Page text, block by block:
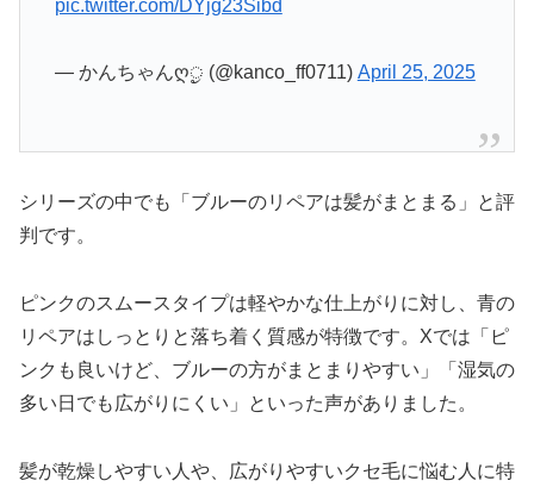
pic.twitter.com/DYjg23Sibd
— かんちゃんღᤢ (@kanco_ff0711) April 25, 2025
シリーズの中でも「ブルーのリペアは髪がまとまる」と評
判です。
ピンクのスムースタイプは軽やかな仕上がりに対し、青の
リペアはしっとりと落ち着く質感が特徴です。Xでは「ピ
ンクも良いけど、ブルーの方がまとまりやすい」「湿気の
多い日でも広がりにくい」といった声がありました。
髪が乾燥しやすい人や、広がりやすいクセ毛に悩む人に特